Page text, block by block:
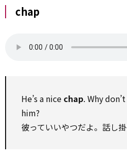
chap
He’s a nice chap. Why
him?
彼っていいやつだよ。話し